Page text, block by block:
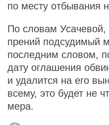
по месту отбывания
По словам Усачевой,
прений подсудимый
последним словом,
дату оглашения
и удалится на его
всему, это будет не
мера.